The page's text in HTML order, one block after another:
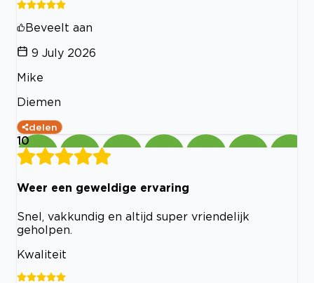
Beveelt aan
9 July 2026
Mike
Diemen
delen
10
Weer een geweldige ervaring
Snel, vakkundig en altijd super vriendelijk
geholpen.
Kwaliteit